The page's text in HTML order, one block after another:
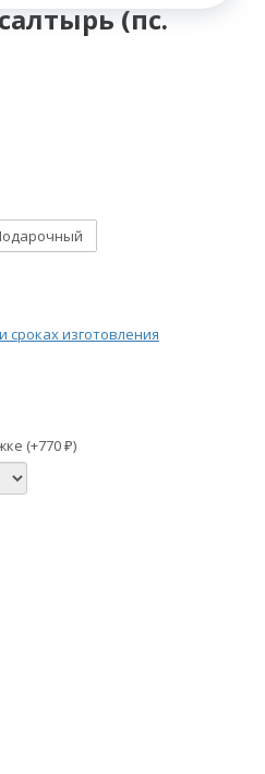
(пс.
изготовления
(+770 ₽)